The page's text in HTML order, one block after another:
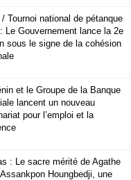
Tournoi national de pétanque
Le Gouvernement lance la 2e
sous le signe de la cohésion
et le Groupe de la Banque
lancent un nouveau
pour l’emploi et la
: Le sacre mérité de Agathe
Houngbedji, une